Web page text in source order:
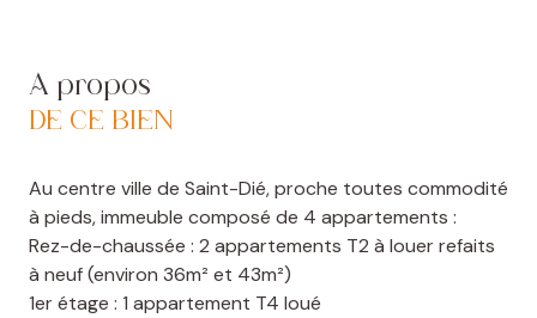
A propos
DE CE BIEN
Au centre ville de Saint-Dié, proche toutes commodité
à pieds, immeuble composé de 4 appartements :
Rez-de-chaussée : 2 appartements T2 à louer refaits
à neuf (environ 36m² et 43m²)
1er étage : 1 appartement T4 loué